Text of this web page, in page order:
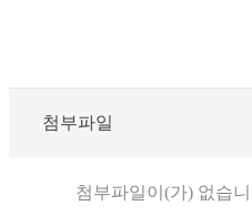
첨부파일
첨부파일이(가) 없습